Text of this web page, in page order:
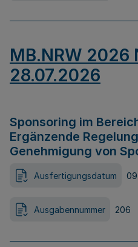
MB.NRW 2026
28.07.2026
Sponsoring im
Ergänzende
Genehmigung von
Ausfertigungsdatum
Ausgabennummer 206